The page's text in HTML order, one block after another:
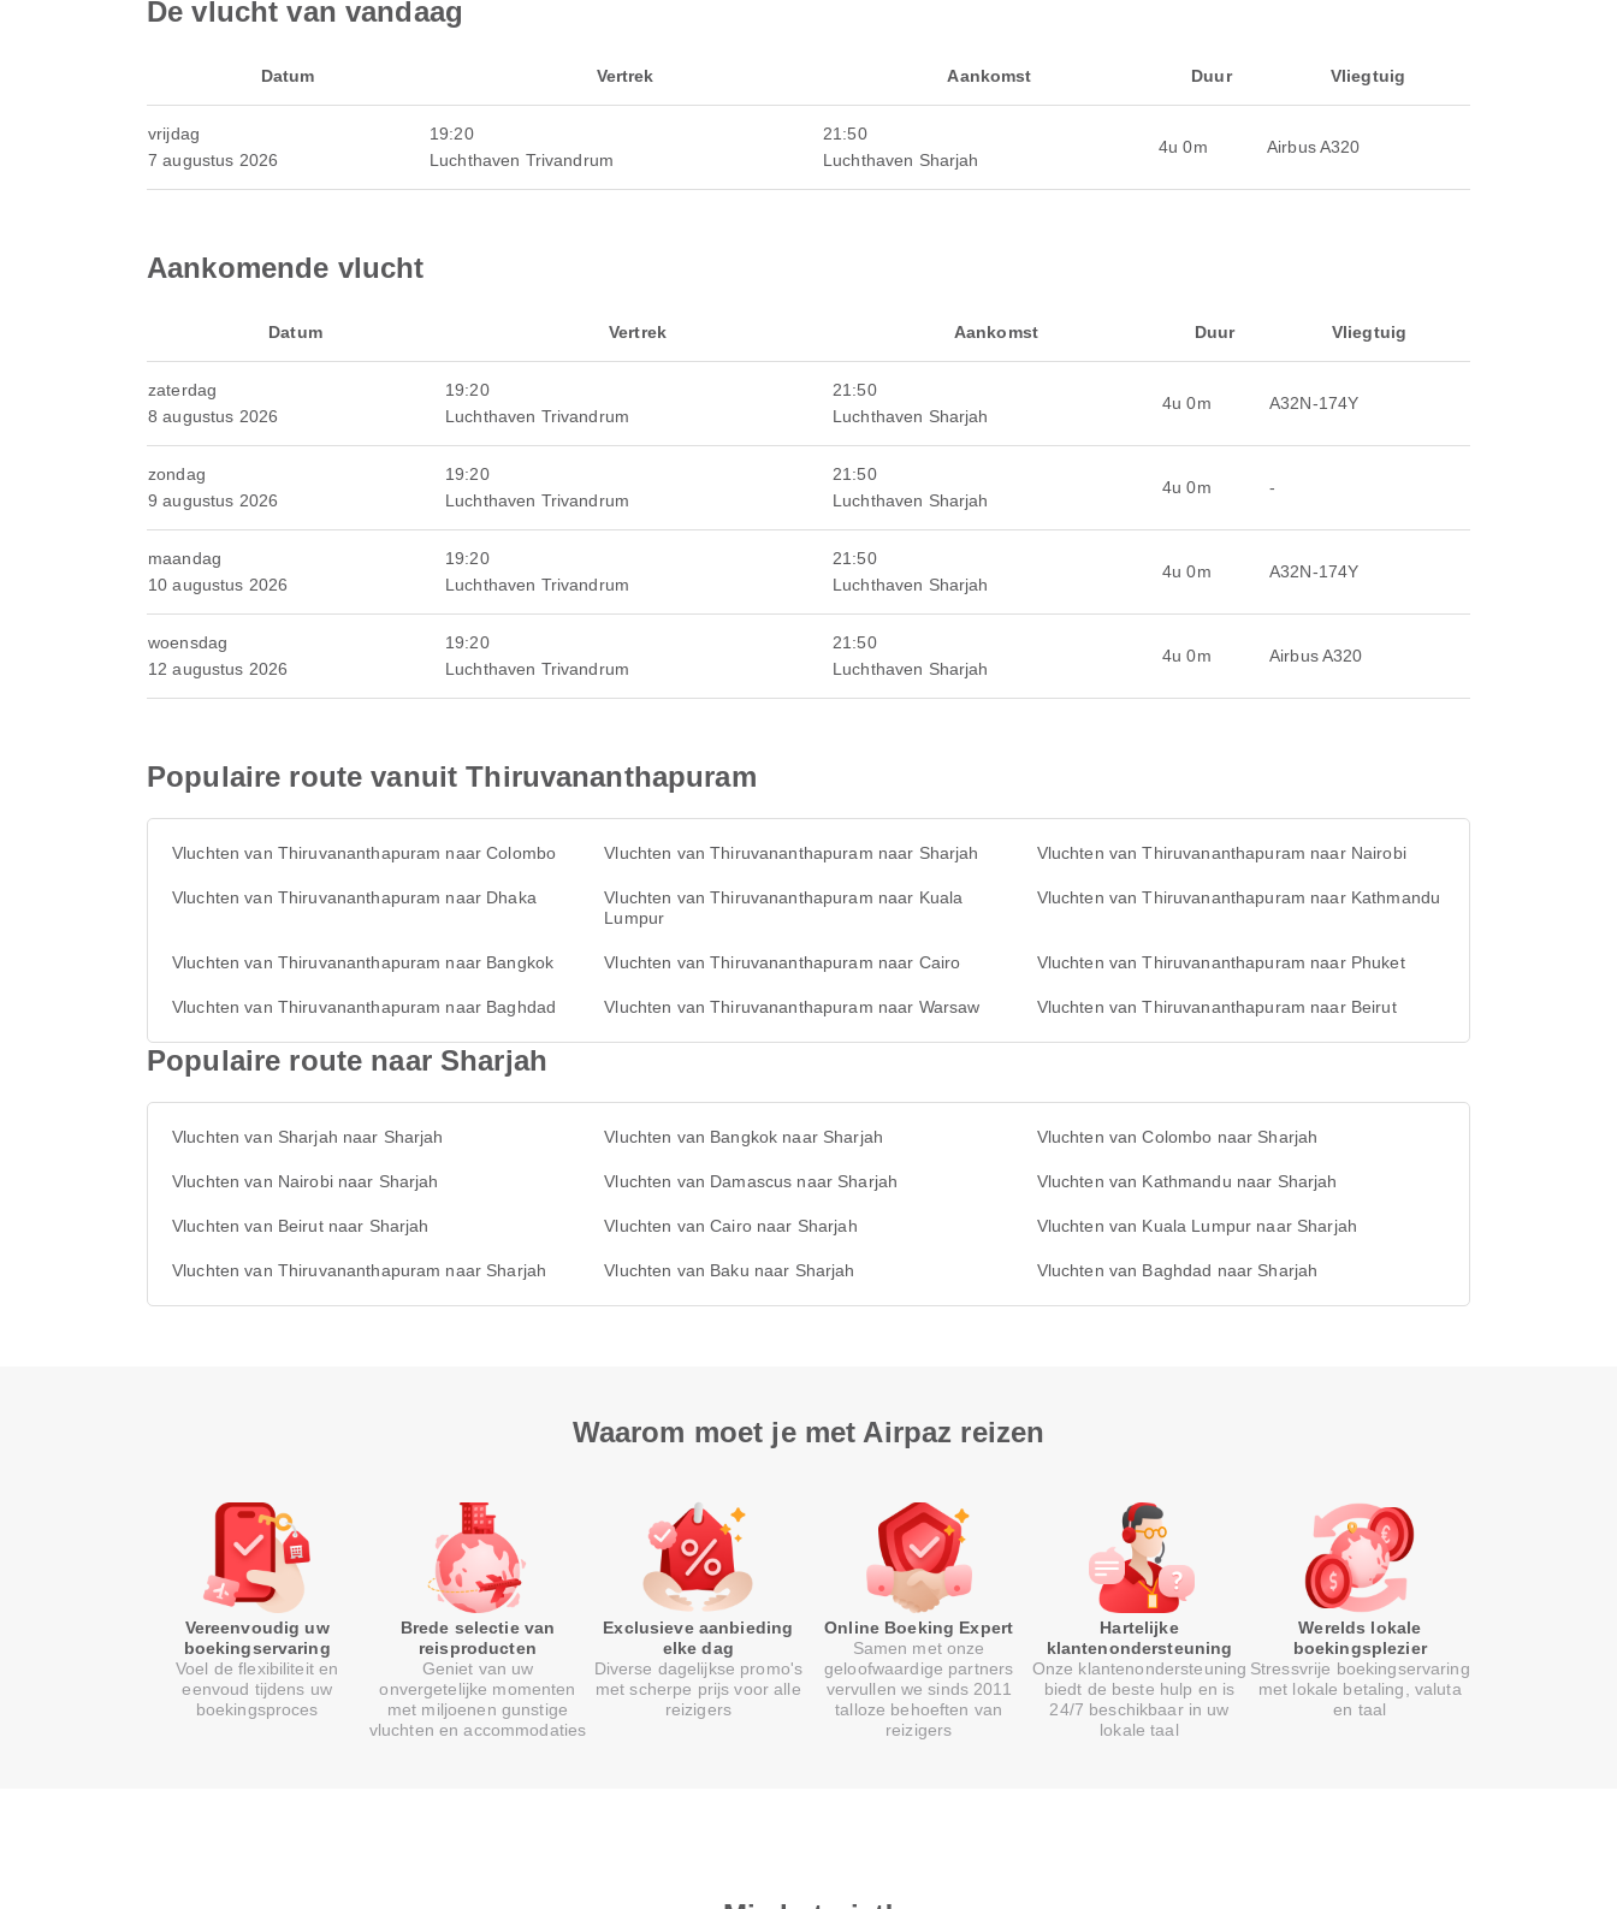
De vlucht van vandaag
Datum Vertrek Aankomst Duur Vliegtuig
vrijdag
7 augustus 2026
19:20
Luchthaven Trivandrum
21:50
Luchthaven Sharjah
4u 0m Airbus A320
Aankomende vlucht
Datum Vertrek Aankomst Duur Vliegtuig
zaterdag
8 augustus 2026
19:20
Luchthaven Trivandrum
21:50
Luchthaven Sharjah
4u 0m A32N-174Y
zondag
9 augustus 2026
19:20
Luchthaven Trivandrum
21:50
Luchthaven Sharjah
4u 0m -
maandag
10 augustus 2026
19:20
Luchthaven Trivandrum
21:50
Luchthaven Sharjah
4u 0m A32N-174Y
woensdag
12 augustus 2026
19:20
Luchthaven Trivandrum
21:50
Luchthaven Sharjah
4u 0m Airbus A320
Populaire route vanuit Thiruvananthapuram
Vluchten van Thiruvananthapuram naar Colombo Vluchten van Thiruvananthapuram naar Sharjah Vluchten van Thiruvananthapuram naar Nairobi
Vluchten van Thiruvananthapuram naar Dhaka
Vluchten van Thiruvananthapuram naar Kuala
Lumpur
Vluchten van Thiruvananthapuram naar Kathmandu
Vluchten van Thiruvananthapuram naar Bangkok Vluchten van Thiruvananthapuram naar Cairo Vluchten van Thiruvananthapuram naar Phuket
Vluchten van Thiruvananthapuram naar Baghdad Vluchten van Thiruvananthapuram naar Warsaw Vluchten van Thiruvananthapuram naar Beirut
Populaire route naar Sharjah
Vluchten van Sharjah naar Sharjah Vluchten van Bangkok naar Sharjah Vluchten van Colombo naar Sharjah
Vluchten van Nairobi naar Sharjah Vluchten van Damascus naar Sharjah Vluchten van Kathmandu naar Sharjah
Vluchten van Beirut naar Sharjah Vluchten van Cairo naar Sharjah Vluchten van Kuala Lumpur naar Sharjah
Vluchten van Thiruvananthapuram naar Sharjah Vluchten van Baku naar Sharjah Vluchten van Baghdad naar Sharjah
Waarom moet je met Airpaz reizen
Vereenvoudig uw
boekingservaring
Voel de flexibiliteit en
eenvoud tijdens uw
boekingsproces
Brede selectie van
reisproducten
Geniet van uw
onvergetelijke momenten
met miljoenen gunstige
vluchten en accommodaties
Exclusieve aanbieding
elke dag
Diverse dagelijkse promo's
met scherpe prijs voor alle
reizigers
Online Boeking Expert
Samen met onze
geloofwaardige partners
vervullen we sinds 2011
talloze behoeften van
reizigers
Hartelijke
klantenondersteuning
Onze klantenondersteuning
biedt de beste hulp en is
24/7 beschikbaar in uw
lokale taal
Werelds lokale
boekingsplezier
Stressvrije boekingservaring
met lokale betaling, valuta
en taal